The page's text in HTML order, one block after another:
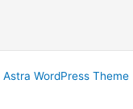
Astra WordPress Theme